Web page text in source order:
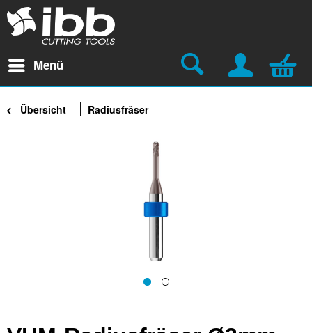
Menü
Übersicht Radiusfräser